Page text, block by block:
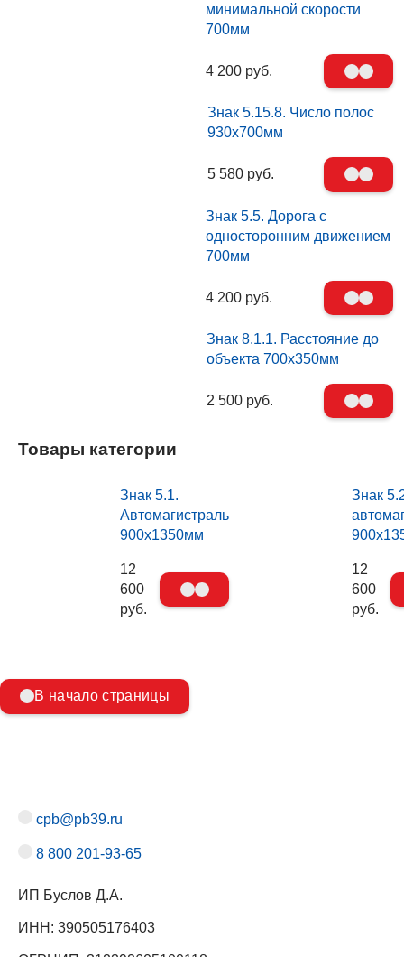
минимальной скорости
700мм
4 200 руб.
Знак 5.15.8. Число полос
930х700мм
5 580 руб.
Знак 5.5. Дорога с
односторонним движением
700мм
4 200 руб.
Знак 8.1.1. Расстояние до
объекта 700х350мм
2 500 руб.
Товары категории
Знак 5.1.
Автомагистраль
900х1350мм
12
600
руб.
Знак
12
600
руб.
В начало страницы
cpb@pb39.ru
8 800 201-93-65
ИП Буслов Д.А.
ИНН: 390505176403